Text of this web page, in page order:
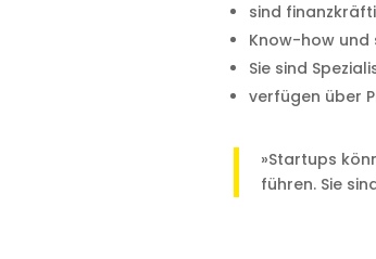
sind
Know-how und
Sie sind
verfügen über
»Startups
führen. Sie
Mit